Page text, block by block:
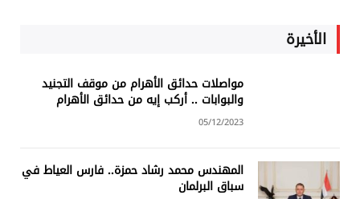
الأخيرة
مواصلات حدائق الأهرام من موقف التجنيد
والبوابات .. أركب إيه من حدائق الأهرام
05/12/2023
المهندس محمد رشاد حمزة.. فارس العياط في
سباق البرلمان